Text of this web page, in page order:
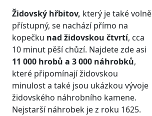
Židovský hřbitov, který je také volně
přístupný, se nachází přímo na
kopečku nad židovskou čtvrtí, cca
10 minut pěší chůzí. Najdete zde asi
11 000 hrobů a 3 000 náhrobků,
které připomínají židovskou
minulost a také jsou ukázkou vývoje
židovského náhrobního kamene.
Nejstarší náhrobek je z roku 1625.